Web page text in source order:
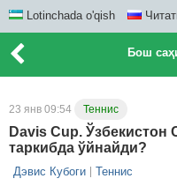
Lotinchada o'qish
Бош
23 янв 09:54 Теннис
Davis Cup. Ўзбекистон
таркибда ўйнайди?
Дэвис Кубоги Теннис